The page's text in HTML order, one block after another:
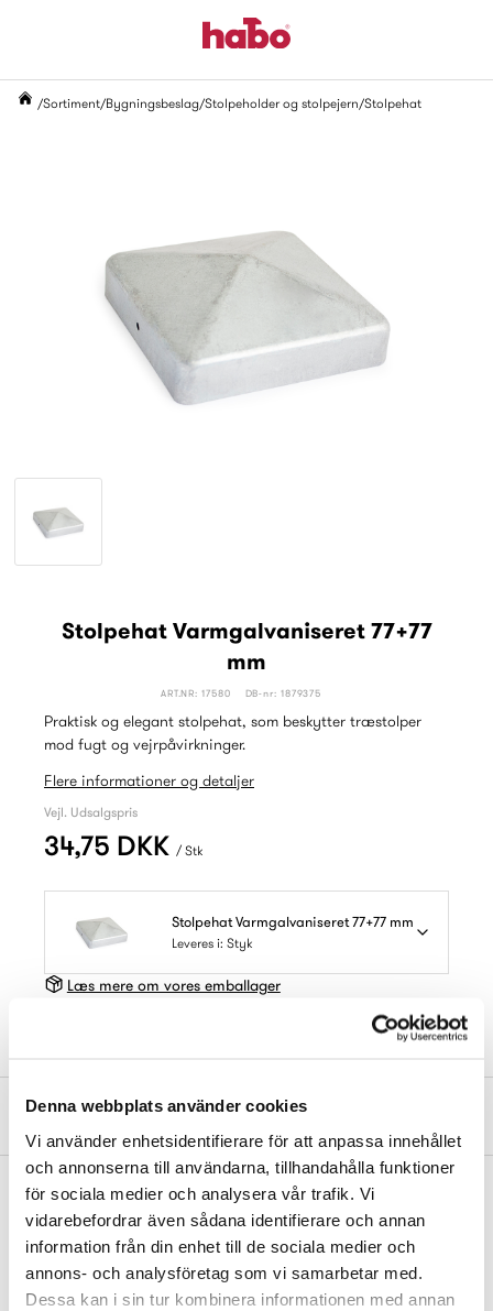
Denna webbplats använder cookies
Vi använder enhetsidentifierare för att anpassa innehållet
och annonserna till användarna, tillhandahålla funktioner
för sociala medier och analysera vår trafik. Vi
vidarebefordrar även sådana identifierare och annan
information från din enhet till de sociala medier och
annons- och analysföretag som vi samarbetar med.
Dessa kan i sin tur kombinera informationen med annan
Sortiment Bygningsbeslag Stolpeholder og stolpejern Stolpehat
Stolpehat Varmgalvaniseret 77+77
mm
ART.NR: 17580 DB-nr: 1879375
Praktisk og elegant stolpehat, som beskytter træstolper
mod fugt og vejrpåvirkninger.
Flere informationer og detaljer
Vejl. Udsalgspris
34,75 DKK / Stk
Stolpehat Varmgalvaniseret 77+77 mm
Leveres i: Styk
Læs mere om vores emballager
Produktbeskrivelse
Stolpehat af stål. Varmgalvaniseret overfladefinish for ekstra god
korrosionsbeskyttelse. 77x77 mm.
Til forhandlere: sælges i pakke med 20 stk.